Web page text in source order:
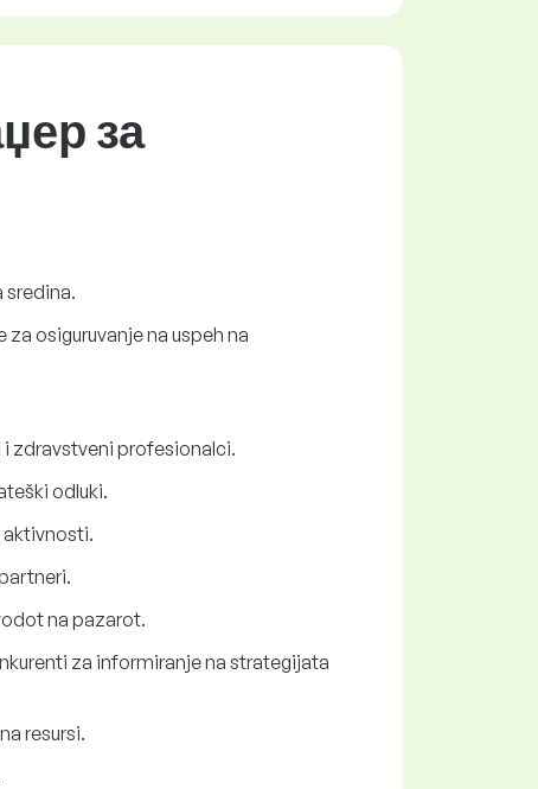
за
sredina.
osiguruvanje na uspeh na
zdravstveni profesionalci.
odluki.
aktivnosti.
na pazarot.
za informiranje na strategijata
resursi.